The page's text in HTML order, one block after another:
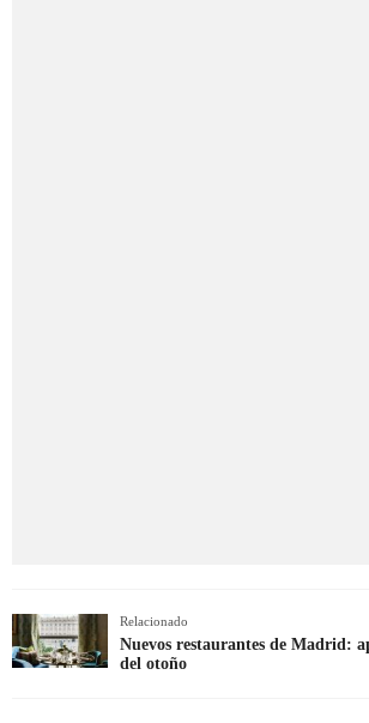
Relacionado
Nuevos restaurantes de Madrid:
del otoño